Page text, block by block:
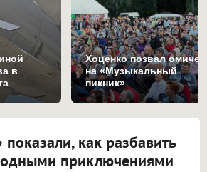
в
Хоценко позвал омичей
на «Музыкальный
пикник»
как разбавить
приключениями